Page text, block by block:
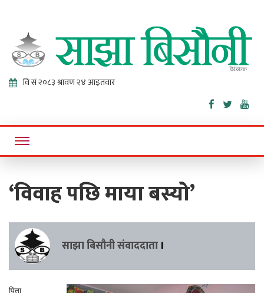
Sajha
Bisaunee
Online News Portal
‘विवाह पछि माया बस्यो’
साझा बिसौनी संवाददाता ।
पिता